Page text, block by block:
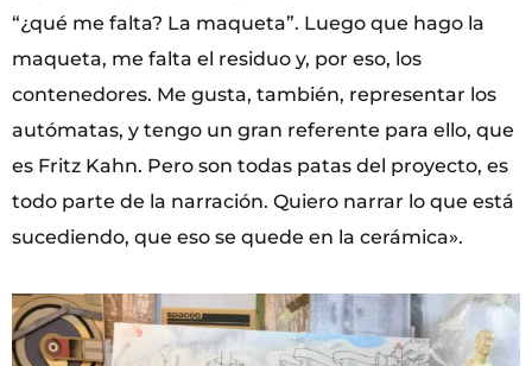
“¿qué me falta? La maqueta”. Luego que hago la
maqueta, me falta el residuo y, por eso, los
contenedores. Me gusta, también, representar los
autómatas, y tengo un gran referente para ello, que
es Fritz Kahn. Pero son todas patas del proyecto, es
todo parte de la narración. Quiero narrar lo que está
sucediendo, que eso se quede en la cerámica».